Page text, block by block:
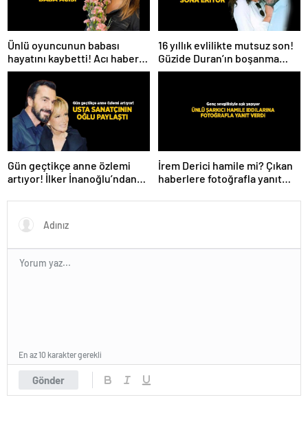
Ünlü oyuncunun babası
hayatını kaybetti! Acı haberi
sosyal medyadan duyurdu
16 yıllık evlilikte mutsuz son!
Güzide Duran’ın boşanma
davasında sürpriz isim tanık
Gün geçtikçe anne özlemi
artıyor! İlker İnanoğlu’ndan
İrem Derici hamile mi? Çıkan
haberlere fotoğrafla yanıt
Gönder
En az 10 karakter gerekli